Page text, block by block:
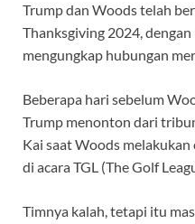
Trump dan Woods telah
Thanksgiving 2024,
mengungkap hubungan
Beberapa hari sebelum
Trump menonton dari
Kai saat Woods
di acara TGL (The Golf
Timnya kalah, tetapi itu